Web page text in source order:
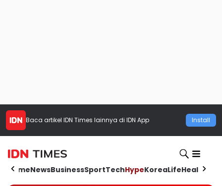
Baca artikel IDN Times lainnya di IDN App Install
HomeNewsBusinessSportTechHypeKoreaLifeHealth